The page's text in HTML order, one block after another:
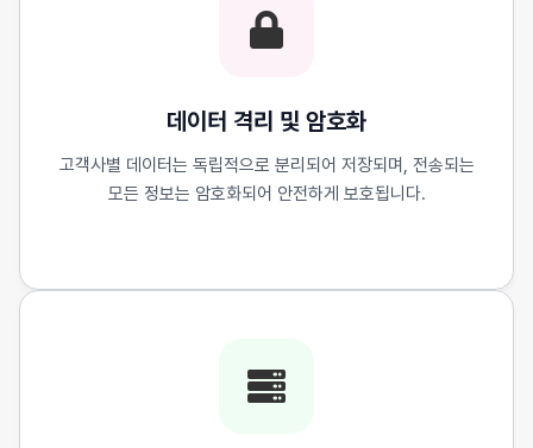
데이터 격리 및 암호화
고객사별 데이터는 독립적으로 분리되어 저장되며, 전송되는
모든 정보는 암호화되어 안전하게 보호됩니다.